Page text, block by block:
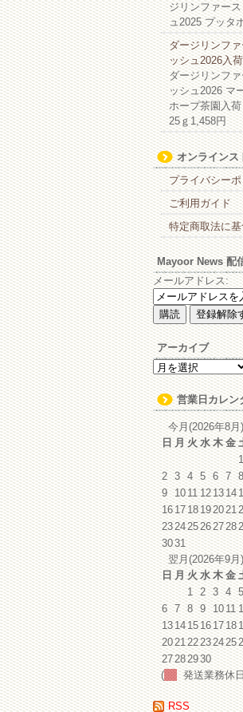
ジリンファー
ュ2025 プッタ
ダージリンフ
ッシュ2026入
ダージリンフ
ッシュ2026 マ
ホープ茶園入
25ｇ1,458円
オンラインス
プライバシー
ご利用ガイド
特定商取法に
Mayoor News 配
メールアドレス:
アーカイブ
ア
ー
カ
イ
ブ
営業日カレン
今月(2026年8月)
日 月 火 水 木 金
1
2 3 4 5 6 7 8
9
10 11 12 13 14
16 17 18 192021
232425262728
3031
翌月(2026年9月)
日 月 火 水 木 金
1 2 3 4 5
6 7 8 9 10 11
13 14 15 16 17 18
202122232425
27282930
(
発送業務休
RSS